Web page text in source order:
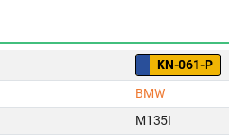
KN-061-P
BMW
M135I